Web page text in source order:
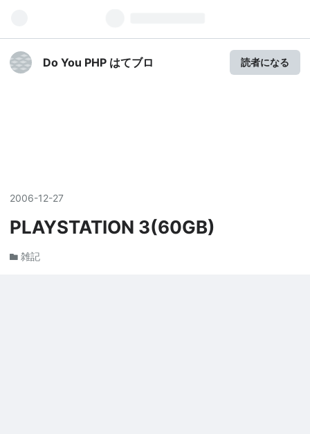
Do You PHP はてブロ 読者になる
2006-12-27
PLAYSTATION 3(60GB)
雑記